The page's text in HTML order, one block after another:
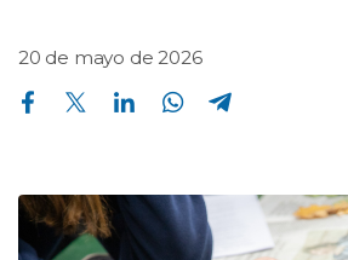
20 de mayo de 2026
Compartir en Facebook Compartir en Twitter Compartir en Linkedin Compartir en Whatsapp